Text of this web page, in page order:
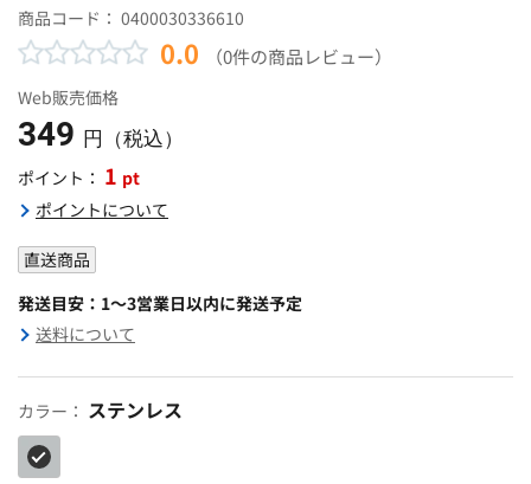
商品コード： 0400030336610
0.0 （0件の商品レビュー）
Web販売価格
349 円（税込）
ポイント： 1 pt
ポイントについて
直送商品
発送目安：1～3営業日以内に発送予定
送料について
カラー： ステンレス